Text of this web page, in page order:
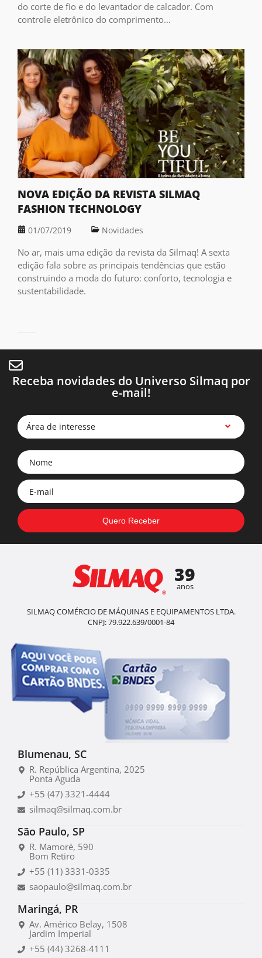
do corte de fio e do levantador de calcador. Com
controle eletrônico do comprimento...
NOVA EDIÇÃO DA REVISTA SILMAQ
FASHION TECHNOLOGY
01/07/2019 Novidades
No ar, mais uma edição da revista da Silmaq! A sexta
edição fala sobre as principais tendências que estão
construindo a moda do futuro: conforto, tecnologia e
sustentabilidade.
Receba novidades do Universo Silmaq por
e-mail!
Área de interesse
39
anos
SILMAQ COMÉRCIO DE MÁQUINAS E EQUIPAMENTOS LTDA.
CNPJ: 79.922.639/0001-84
Blumenau, SC
R. República Argentina, 2025
Ponta Aguda
+55 (47) 3321-4444
silmaq@silmaq.com.br
São Paulo, SP
R. Mamoré, 590
Bom Retiro
+55 (11) 3331-0335
saopaulo@silmaq.com.br
Maringá, PR
Av. Américo Belay, 1508
Jardim Imperial
+55 (44) 3268-4111